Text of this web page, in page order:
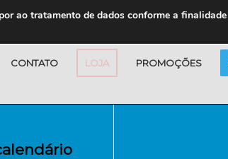
CONTATO LOJA PROMOÇÕES
ao tratamento de dados conforme a